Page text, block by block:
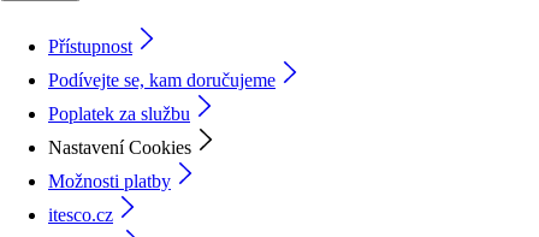
Přístupnost
Podívejte se, kam doručujeme
Poplatek za službu
Nastavení Cookies
Možnosti platby
itesco.cz